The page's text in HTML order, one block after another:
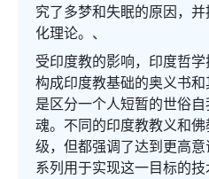
究了多梦和失眠的原因，
化理论。、
受印度教的影响，印度哲学
构成印度教基础的奥义书
是区分一个人短暂的世俗
魂。不同的印度教教义和
级，但都强调了达到更高
系列用于实现这一目标的